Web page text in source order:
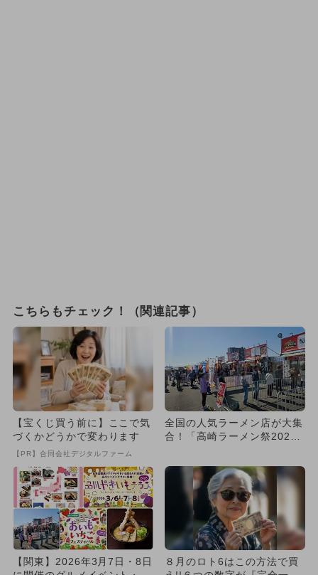
こちらもチェック！（関連記事）
【宝くじ買う前に】ここで気
づくかどうかで変わります
【PR】合同会社デジタルファーム
全国の人気ラーメン店が大集
合！「高崎ラーメン祭202
【関東】2026年3月7日・8日
８月のロト6はこの方法で買